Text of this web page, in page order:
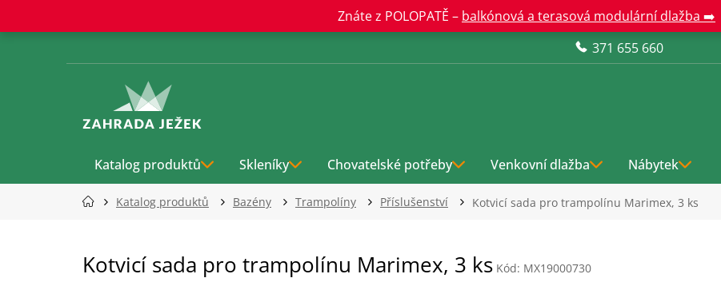
obsah
Znáte z POLOPATĚ – balkónová a terasová modulární dlažba ➡️
371 655 660
Katalog produktů Skleníky Chovatelské potřeby Venkovní dlažba Nábytek
Katalog produktů Bazény Trampolíny Příslušenství Kotvicí sada pro trampolínu Marimex, 3 ks
Kotvicí sada pro trampolínu Marimex, 3 ks Kód: MX19000730